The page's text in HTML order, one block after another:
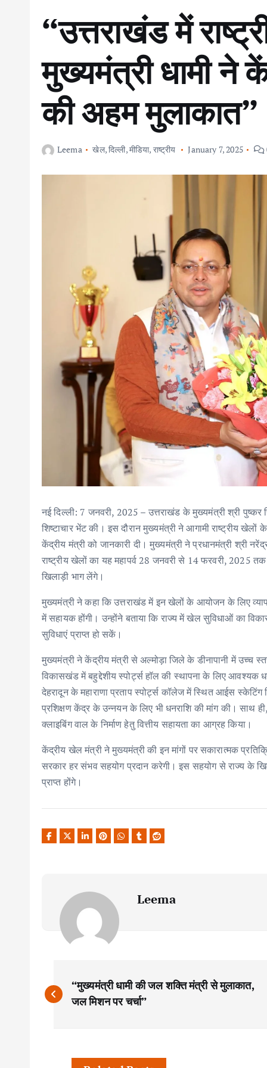
“उत्तराखंड में
मुख्यमंत्री धामी ने
की अहम मुलाकात”
Leema खेल,दिल्ली,मीडिया, राष्ट्रीय January 7, 2025
नई दिल्ली: 7 जनवरी, 2025 – उत्तराखंड के मुख्यमंत्री श्री
शिष्टाचार भेंट की। इस दौरान मुख्यमंत्री ने आगामी राष्ट्रीय
केंद्रीय मंत्री को जानकारी दी। मुख्यमंत्री ने प्रधानमंत्री श्री
राष्ट्रीय खेलों का यह महापर्व 28 जनवरी से 14 फरवरी, 2025
खिलाड़ी भाग लेंगे।
मुख्यमंत्री ने कहा कि उत्तराखंड में इन खेलों के आयोजन के लिए
में सहायक होंगी। उन्होंने बताया कि राज्य में खेल सुविधाओं का
सुविधाएं प्राप्त हो सकें।
मुख्यमंत्री ने केंद्रीय मंत्री से अल्मोड़ा जिले के डीनापानी में उच्च
विकासखंड में बहुद्देशीय स्पोर्ट्स हॉल की स्थापना के लिए
देहरादून के महाराणा प्रताप स्पोर्ट्स कॉलेज में स्थित आईस
प्रशिक्षण केंद्र के उन्नयन के लिए भी धनराशि की मांग की। साथ
क्लाइबिंग वाल के निर्माण हेतु वित्तीय सहायता का आग्रह किया।
केंद्रीय खेल मंत्री ने मुख्यमंत्री की इन मांगों पर सकारात्मक
सरकार हर संभव सहयोग प्रदान करेगी। इस सहयोग से राज्य के
प्राप्त होंगे।
Leema
P
o
“मुख्यमंत्री धामी की जल शक्ति मंत्री से मुलाकात,
जल मिशन पर चर्चा”